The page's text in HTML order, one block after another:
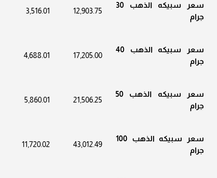
سعر سبيكه الذهب 30
جرام
12,903.75
3,516.01
سعر سبيكه الذهب 40
جرام
17,205.00
4,688.01
سعر سبيكه الذهب 50
جرام
21,506.25
5,860.01
سعر سبيكه الذهب 100
جرام
43,012.49
11,720.02